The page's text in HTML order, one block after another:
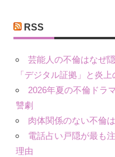
ー RSS
芸能人の不倫はなぜ
「デジタル証拠」と炎上
2026年夏の不倫ドラ
讐劇
肉体関係のない不倫
電話占い戸隠が最も
理由